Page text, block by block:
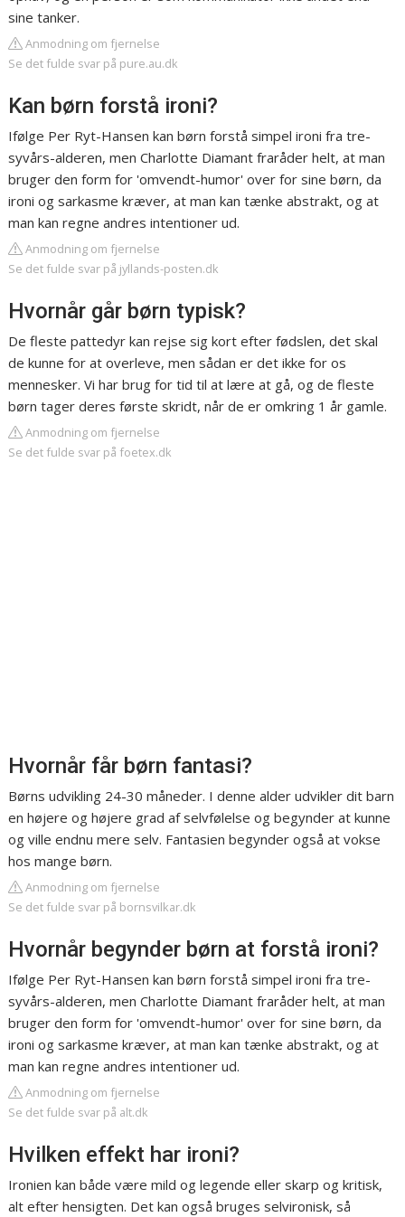
sine tanker.
Anmodning om fjernelse
Se det fulde svar på pure.au.dk
Kan børn forstå ironi?
Ifølge Per Ryt-Hansen kan børn forstå simpel ironi fra tre-
syvårs-alderen, men Charlotte Diamant fraråder helt, at man
bruger den form for 'omvendt-humor' over for sine børn, da
ironi og sarkasme kræver, at man kan tænke abstrakt, og at
man kan regne andres intentioner ud.
Anmodning om fjernelse
Se det fulde svar på jyllands-posten.dk
Hvornår går børn typisk?
De fleste pattedyr kan rejse sig kort efter fødslen, det skal
de kunne for at overleve, men sådan er det ikke for os
mennesker. Vi har brug for tid til at lære at gå, og de fleste
børn tager deres første skridt, når de er omkring 1 år gamle.
Anmodning om fjernelse
Se det fulde svar på foetex.dk
Hvornår får børn fantasi?
Børns udvikling 24-30 måneder. I denne alder udvikler dit barn
en højere og højere grad af selvfølelse og begynder at kunne
og ville endnu mere selv. Fantasien begynder også at vokse
hos mange børn.
Anmodning om fjernelse
Se det fulde svar på bornsvilkar.dk
Hvornår begynder børn at forstå ironi?
Ifølge Per Ryt-Hansen kan børn forstå simpel ironi fra tre-
syvårs-alderen, men Charlotte Diamant fraråder helt, at man
bruger den form for 'omvendt-humor' over for sine børn, da
ironi og sarkasme kræver, at man kan tænke abstrakt, og at
man kan regne andres intentioner ud.
Anmodning om fjernelse
Se det fulde svar på alt.dk
Hvilken effekt har ironi?
Ironien kan både være mild og legende eller skarp og kritisk,
alt efter hensigten. Det kan også bruges selvironisk, så